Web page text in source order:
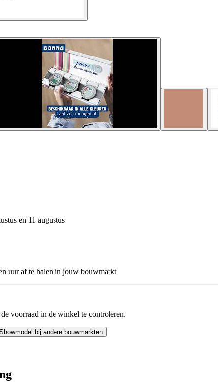
en 11 augustus
uur af te halen in jouw bouwmarkt
voorraad in de winkel te controleren.
Showmodel bij andere bouwmarkten